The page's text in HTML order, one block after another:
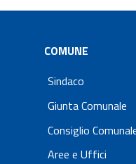
COMUNE
Sindaco
Giunta Comunale
Consiglio
Aree e Uffici